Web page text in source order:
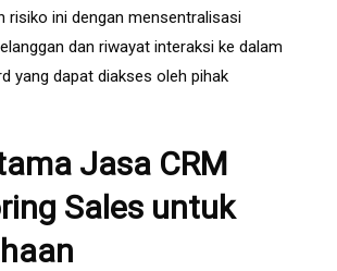
risiko ini dengan mensentralisasi
dan riwayat interaksi ke dalam
yang dapat diakses oleh pihak
Jasa CRM
Sales untuk